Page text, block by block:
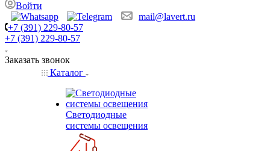
Войти
mail@lavert.ru
+7 (391) 229-80-57
+7 (391) 229-80-57
Заказать звонок
Каталог
Светодиодные
системы освещения